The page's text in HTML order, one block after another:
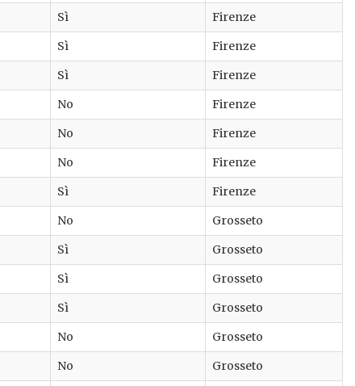
Sì
Firenze
Sì
Firenze
Sì
Firenze
No
Firenze
No
Firenze
No
Firenze
Sì
Firenze
No
Grosseto
Sì
Grosseto
Sì
Grosseto
Sì
Grosseto
No
Grosseto
No
Grosseto